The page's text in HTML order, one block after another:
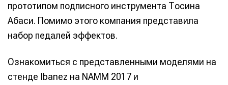
прототипом подписного инструмента Тосина
Абаси. Помимо этого компания представила
набор педалей эффектов.
Ознакомиться с представленными моделями на
стенде Ibanez на NAMM 2017 и